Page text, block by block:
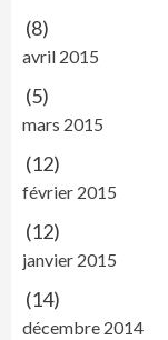
(8)
avril 2015
(5)
mars 2015
(12)
février 2015
(12)
janvier 2015
(14)
décembre 2014